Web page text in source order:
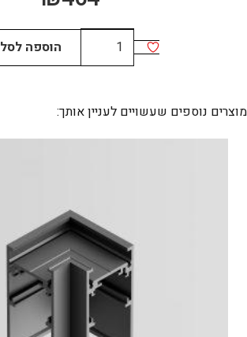
כמות
של
BALL
הוספה לסל
מוצרים נוספים שעשויים לעניין אותך: